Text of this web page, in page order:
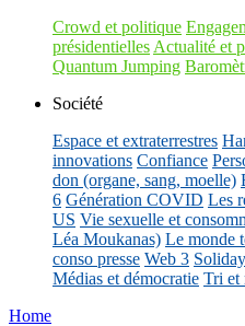
Crowd et politique
présidentielles Actualité et
Quantum Jumping
Société
Espace et extraterrestres
innovations Confiance
don (organe, sang, moelle)
6 Génération COVID Les
US Vie sexuelle et
Léa Moukanas) Le monde
conso presse Web 3
Médias et démocratie Tri et
Home